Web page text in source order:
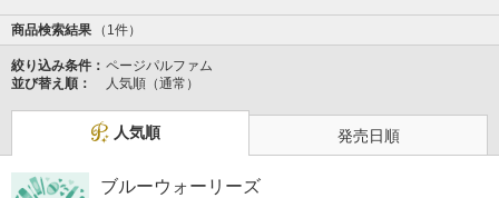
商品検索結果 （1件）
絞り込み条件： ページパルファム
並び替え順：
人気順（通常）
人気順 発売日順
ブルーウォーリーズ